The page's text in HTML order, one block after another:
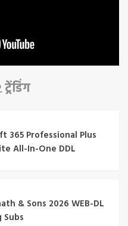
ट्रेंडिंग
365 Professional Plus
All-In-One DDL
& Sons 2026 WEB-DL
Subs